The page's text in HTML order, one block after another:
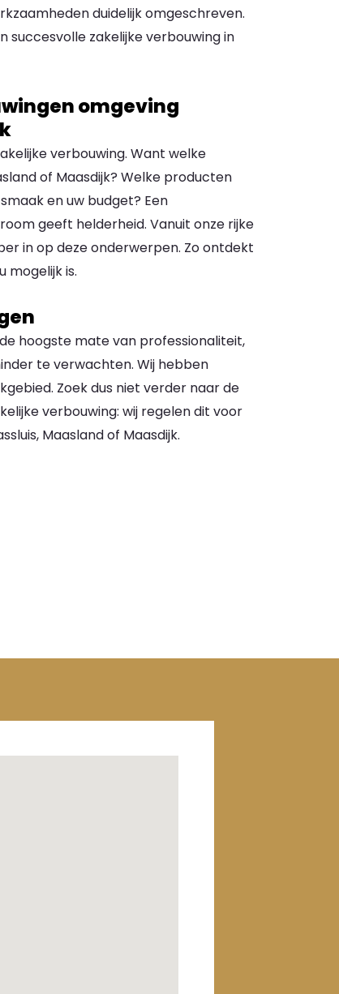
duidelijk omgeschreven.
succesvolle zakelijke verbouwing in
omgeving
verbouwing. Want welke
of Maasdijk? Welke producten
en uw budget? Een
geeft helderheid. Vanuit onze rijke
in op deze onderwerpen. Zo ontdekt
mogelijk is.
hoogste mate van professionaliteit,
te verwachten. Wij hebben
Zoek dus niet verder naar de
verbouwing: wij regelen dit voor
Maasland of Maasdijk.